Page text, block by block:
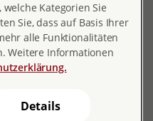
of unwanted
Kategorien Sie
Sie, dass auf Basis Ihrer
alle Funktionalitäten
Weitere Informationen
Details